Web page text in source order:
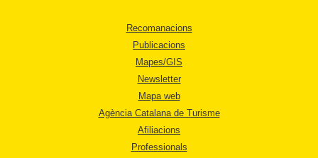
Recomanacions
Publicacions
Mapes/GIS
Newsletter
Mapa web
Agència Catalana de Turisme
Afiliacions
Professionals